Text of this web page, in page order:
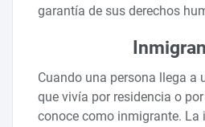
garantía de sus derechos
Cuando una persona llega a
que vivía por residencia o
conoce como inmigrante. La